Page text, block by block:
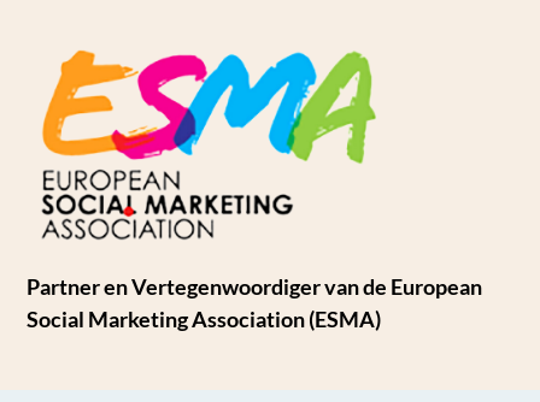
Partner en Vertegenwoordiger van de European
Social Marketing Association (ESMA)